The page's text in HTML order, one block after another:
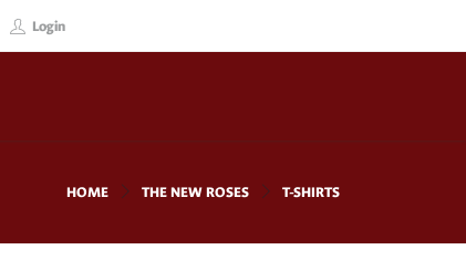
Login
HOME THE NEW ROSES T-SHIRTS